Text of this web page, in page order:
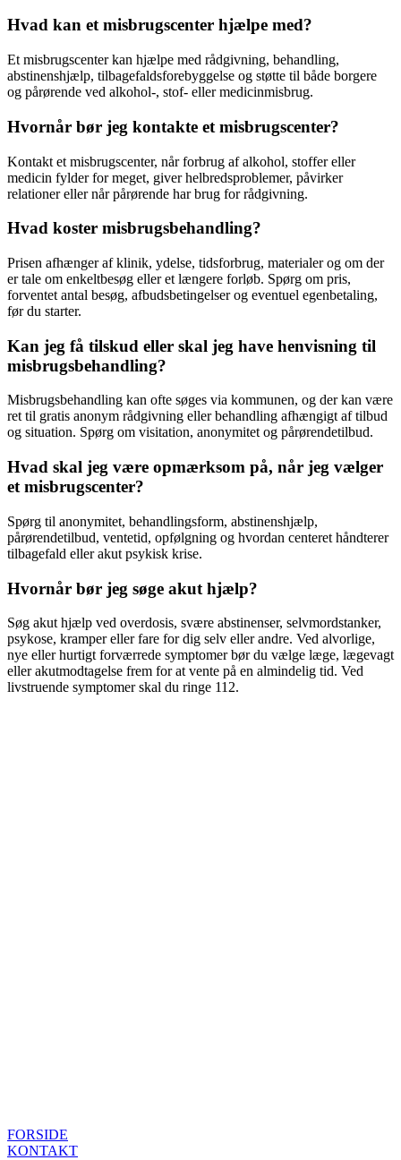
Hvad kan et misbrugscenter hjælpe med?
Et misbrugscenter kan hjælpe med rådgivning, behandling,
abstinenshjælp, tilbagefaldsforebyggelse og støtte til både borgere
og pårørende ved alkohol-, stof- eller medicinmisbrug.
Hvornår bør jeg kontakte et misbrugscenter?
Kontakt et misbrugscenter, når forbrug af alkohol, stoffer eller
medicin fylder for meget, giver helbredsproblemer, påvirker
relationer eller når pårørende har brug for rådgivning.
Hvad koster misbrugsbehandling?
Prisen afhænger af klinik, ydelse, tidsforbrug, materialer og om der
er tale om enkeltbesøg eller et længere forløb. Spørg om pris,
forventet antal besøg, afbudsbetingelser og eventuel egenbetaling,
før du starter.
Kan jeg få tilskud eller skal jeg have henvisning til
misbrugsbehandling?
Misbrugsbehandling kan ofte søges via kommunen, og der kan være
ret til gratis anonym rådgivning eller behandling afhængigt af tilbud
og situation. Spørg om visitation, anonymitet og pårørendetilbud.
Hvad skal jeg være opmærksom på, når jeg vælger
et misbrugscenter?
Spørg til anonymitet, behandlingsform, abstinenshjælp,
pårørendetilbud, ventetid, opfølgning og hvordan centeret håndterer
tilbagefald eller akut psykisk krise.
Hvornår bør jeg søge akut hjælp?
Søg akut hjælp ved overdosis, svære abstinenser, selvmordstanker,
psykose, kramper eller fare for dig selv eller andre. Ved alvorlige,
nye eller hurtigt forværrede symptomer bør du vælge læge, lægevagt
eller akutmodtagelse frem for at vente på en almindelig tid. Ved
livstruende symptomer skal du ringe 112.
FORSIDE
KONTAKT